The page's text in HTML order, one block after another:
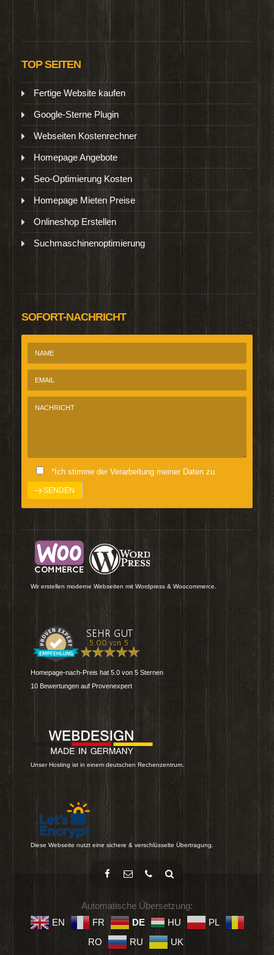
TOP SEITEN
Fertige Website kaufen
Google-Sterne Plugin
Webseiten Kostenrechner
Homepage Angebote
Seo-Optimierung Kosten
Homepage Mieten Preise
Onlineshop Erstellen
Suchmaschinenoptimierung
SOFORT-NACHRICHT
*Ich stimme der Verarbeitung meiner Daten zu.
Wir erstellen moderne Webseiten mit Wordpress & Woocommerce.
Homepage-nach-Preis hat 5.0 von 5 Sternen
10 Bewertungen auf Provenexpert
Unser Hosting ist in einem deutschen Rechenzentrum.
Diese Webseite nutzt eine sichere & verschlüsselte Übertragung.
Automatische Übersetzung:
EN
FR DE HU
PL
RO
RU UK